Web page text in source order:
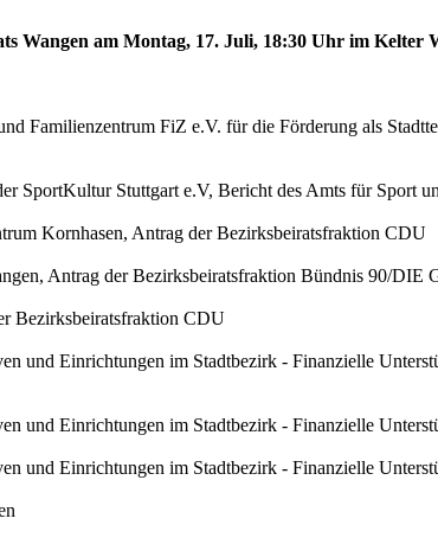
Wangen am Montag, 17. Juli, 18:30 Uhr im
Familienzentrum FiZ e.V. für die Förderung als
SportKultur Stuttgart e.V, Bericht des Amts für Sport
Kornhasen, Antrag der Bezirksbeiratsfraktion CDU
Antrag der Bezirksbeiratsfraktion Bündnis 90/DIE
Bezirksbeiratsfraktion CDU
und Einrichtungen im Stadtbezirk - Finanzielle
und Einrichtungen im Stadtbezirk - Finanzielle
und Einrichtungen im Stadtbezirk - Finanzielle